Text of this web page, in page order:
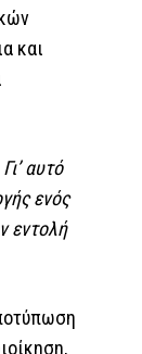
και
αυτό
ενός
εντολή